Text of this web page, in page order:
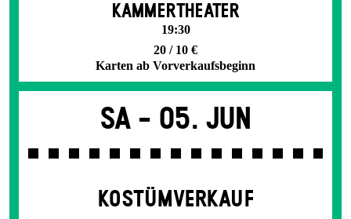
KAMMERTHEATER
19:30
20 / 10 €
Karten ab Vorverkaufsbeginn
Sa - 05. Jun
KOSTÜMVERKAUF